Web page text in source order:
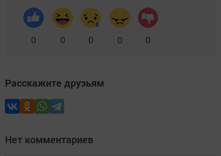
0 0 0 0 0
Расскажите друзьям
Нет комментариев